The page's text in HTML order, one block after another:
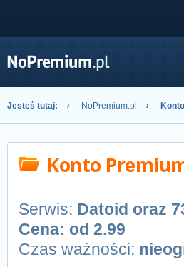
Jesteś tutaj: NoPremium.pl
Konto
Serwis: Datoid oraz
Cena: od 2.99
Czas ważności: